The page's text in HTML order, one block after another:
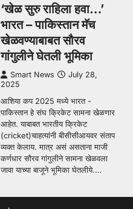
‘खेळ सुरु राहिला हवा…’
भारत – पाकिस्तान मॅच
खेळवण्याबाबत सौरव
गांगुलीने घेतली भूमिका
Smart News
July 28,
2025
आशिया कप 2025 मध्ये भारत -
पाकिस्तान हे संघ क्रिकेट सामना खेळणार
आहेत. याबाबत भारतीय क्रिकेट
(cricket)चाहत्यांनी बीसीसीआयवर संताप
व्यक्त केलाय. मात्र असं असताना माजी
कर्णधार सौरव गांगुलीने सामना खेळवला
जावा याच्या बाजूने भूमिका घेतलीये.…